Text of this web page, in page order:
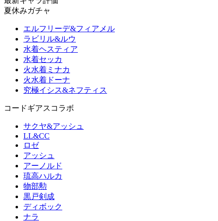
夏休みガチャ
エルフリーデ&フィアメル
ラビリル&ルウ
水着ヘスティア
水着セッカ
火水着ミナカ
火水着ドーナ
究極イシス&ネフティス
コードギアスコラボ
サクヤ&アッシュ
LL&CC
ロゼ
アッシュ
アーノルド
琉高ハルカ
物部勲
黒戸剣成
ディボック
ナラ